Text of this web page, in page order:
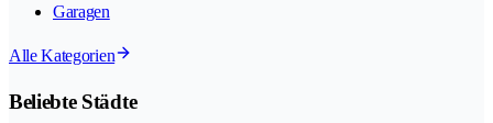
Garagen
Alle Kategorien
Beliebte Städte